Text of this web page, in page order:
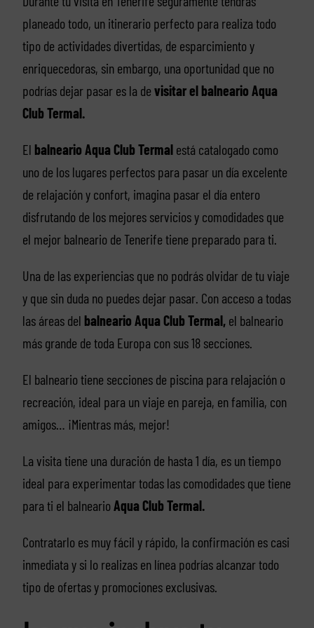
planeado todo, un itinerario perfecto para realiza todo
tipo de actividades divertidas, de esparcimiento y
enriquecedoras, sin embargo, una oportunidad que no
podrías dejar pasar es la de visitar el balneario Aqua
Club Termal.
El balneario Aqua Club Termalestá catalogado como
uno de los lugares perfectos para pasar un día excelente
de relajación y confort, imagina pasar el día entero
disfrutando de los mejores servicios y comodidades que
el mejor balneario de Tenerife tiene preparado para ti.
Una de las experiencias que no podrás olvidar de tu viaje
y que sin duda no puedes dejar pasar. Con acceso a todas
las áreas del balneario Aqua Club Termal,el balneario
más grande de toda Europa con sus 18 secciones.
El balneario tiene secciones de piscina para relajación o
recreación, ideal para un viaje en pareja, en familia, con
amigos… ¡Mientras más, mejor!
La visita tiene una duración de hasta 1 día, es un tiempo
ideal para experimentar todas las comodidades que tiene
para ti el balneario Aqua Club Termal.
Contratarlo es muy fácil y rápido, la confirmación es casi
inmediata y si lo realizas en línea podrías alcanzar todo
tipo de ofertas y promociones exclusivas.